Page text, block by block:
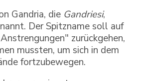
Gandria, die Gandriesi,
Der Spitzname soll auf
zurückgehen,
mussten, um sich in dem
fortzubewegen.